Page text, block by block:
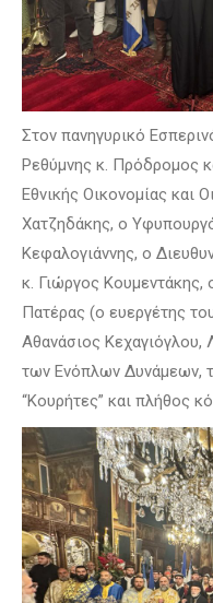
Στον πανηγυρικό
Ρεθύμνης κ. Πρόδρομος
Εθνικής Οικονομίας και
Χατζηδάκης, ο
Κεφαλογιάννης, ο
κ. Γιώργος Κουμεντάκης,
Πατέρας (ο ευεργέτης
Αθανάσιος
των Ενόπλων Δυνάμεων,
“Κουρήτες” και πλήθος